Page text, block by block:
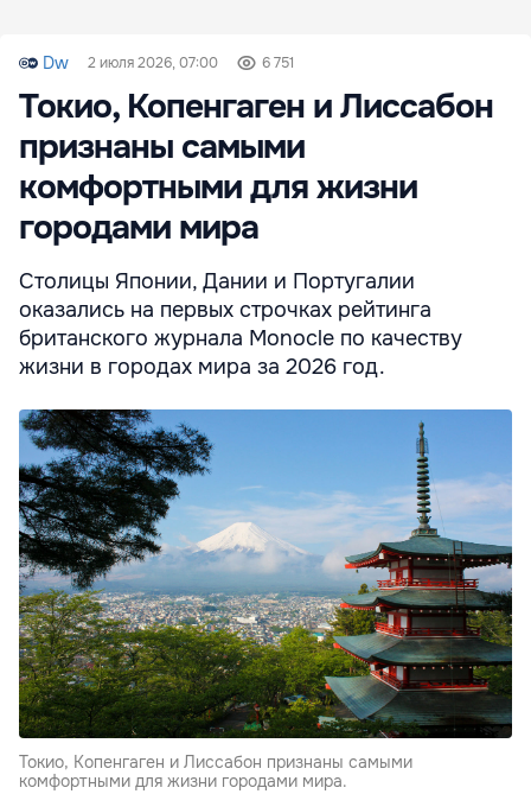
Dw 2 июля 2026, 07:00 6 751
Токио, Копенгаген и Лиссабон
признаны самыми
комфортными для жизни
городами мира
Столицы Японии, Дании и Португалии
оказались на первых строчках рейтинга
британского журнала Monocle по качеству
жизни в городах мира за 2026 год.
Токио, Копенгаген и Лиссабон признаны самыми
комфортными для жизни городами мира.